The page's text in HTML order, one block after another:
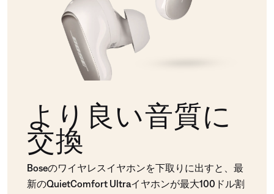
より良い音質に
交換
Boseのワイヤレスイヤホンを下取りに出すと、最
新のQuietComfort Ultraイヤホンが最大100ドル割